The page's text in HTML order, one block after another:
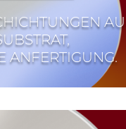
ANFERTIGUNG.